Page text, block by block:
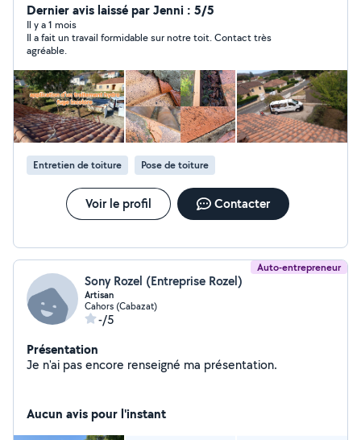
mousse Rénovation de toiture Décapage toiture et
façade Peinture intérieure, extérieur , boiserie,
ferronnerie... Nettoyage de gouttière Vérifications et
contrôle de toiture Changement de tuiles Recherche de
fuite Traitement humidité Remonté capillaire Traitement
de dallage,bord de piscine, murs,pierre,... Devis gratuit
tout les travaux sont effectué avec facture Plus de
renseignements ou devis n'hésitez pas
Élagage/abattage d'arbres Tout travaux sont effectué
avec nacelle pour davantage de sécurité Élagage
Abattage d'arbres Taille de haie Entretien divers Toutes
hauteur Arbres dangereux Au bord d'une habitation...
Dernier avis laissé par Jenni : 5/5
Il y a 1 mois
Il a fait un travail formidable sur notre toit. Contact très
agréable.
Entretien de toiture Pose de toiture
Voir le profil Contacter
Auto-entrepreneur
Sony Rozel (Entreprise Rozel)
Artisan
Cahors (Cabazat)
-/5
Présentation
Je n'ai pas encore renseigné ma présentation.
Aucun avis pour l'instant